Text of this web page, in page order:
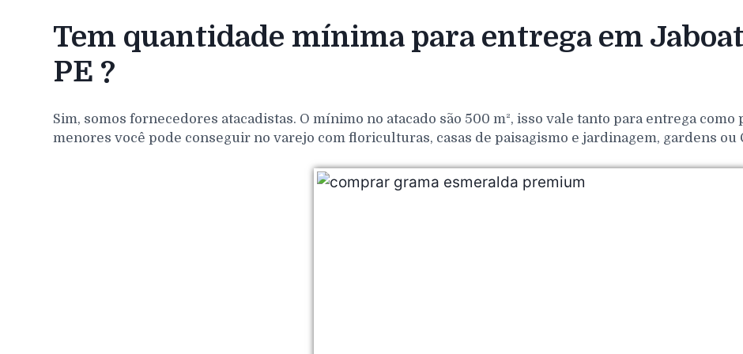
Tem quantidade mínima para entrega em
PE ?
Sim, somos fornecedores atacadistas. O mínimo no atacado são 500 m², isso vale tanto para entrega
menores você pode conseguir no varejo com floriculturas, casas de paisagismo e jardinagem, gardens ou